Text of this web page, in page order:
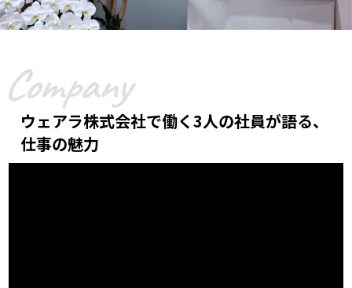
ウェアラ株式会社で働く3人の社員が語る、
仕事の魅力